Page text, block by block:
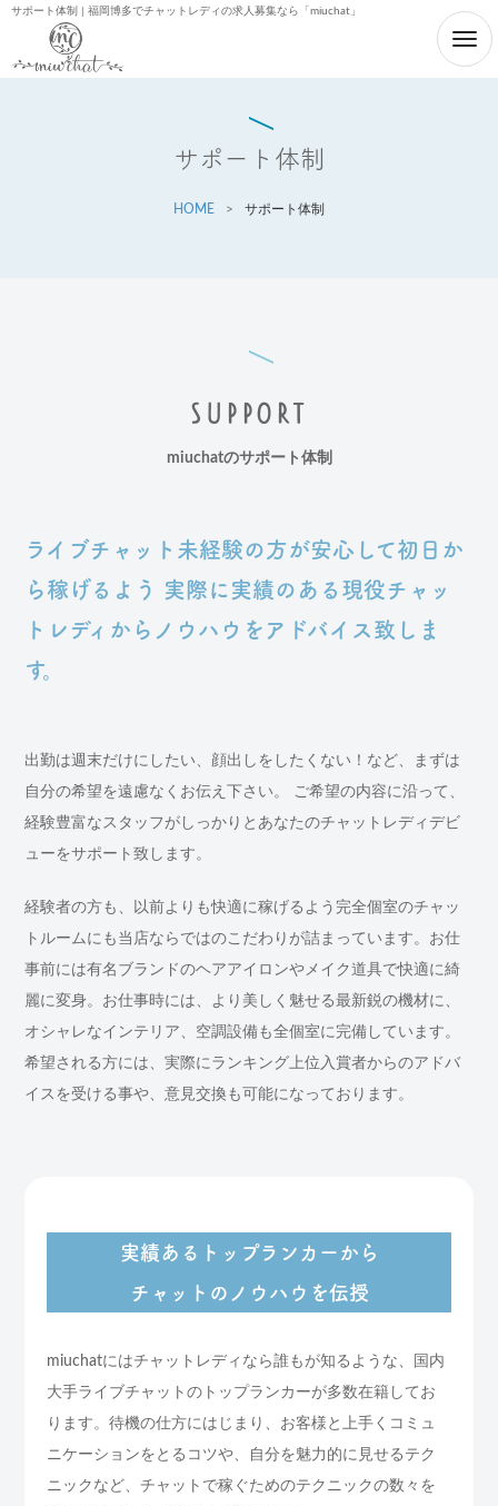
サポート体制 | 福岡博多でチャットレディの求人募集なら「miuchat」
サポート体制
HOME > サポート体制
SUPPORT
miuchatのサポート体制
ライブチャット未経験の方が安心して初日か
ら稼げるよう
実際に実績のある現役チャッ
トレディからノウハウをアドバイス致しま
す。
出勤は週末だけにしたい、顔出しをしたくない！など、まずは
自分の希望を遠慮なくお伝え下さい。
ご希望の内容に沿って、
経験豊富なスタッフがしっかりとあなたのチャットレディデビ
ューをサポート致します。
経験者の方も、以前よりも快適に稼げるよう完全個室のチャッ
トルームにも当店ならではのこだわりが詰まっています。お仕
事前には有名ブランドのヘアアイロンやメイク道具で快適に綺
麗に変身。お仕事時には、より美しく魅せる最新鋭の機材に、
オシャレなインテリア、空調設備も全個室に完備しています。
希望される方には、実際にランキング上位入賞者からのアドバ
イスを受ける事や、意見交換も可能になっております。
実績あるトップランカーから
チャットのノウハウを伝授
miuchatにはチャットレディなら誰もが知るような、国内
大手ライブチャットのトップランカーが多数在籍してお
ります。待機の仕方にはじまり、お客様と上手くコミュ
ニケーションをとるコツや、自分を魅力的に見せるテク
ニックなど、チャットで稼ぐためのテクニックの数々を